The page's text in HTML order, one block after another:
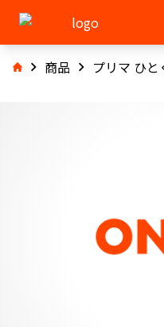
商品 プリマ ひ